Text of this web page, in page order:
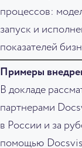
процессов:
запуск и
показателей
Примеры
В докладе
партнерами
в России и за
помощью